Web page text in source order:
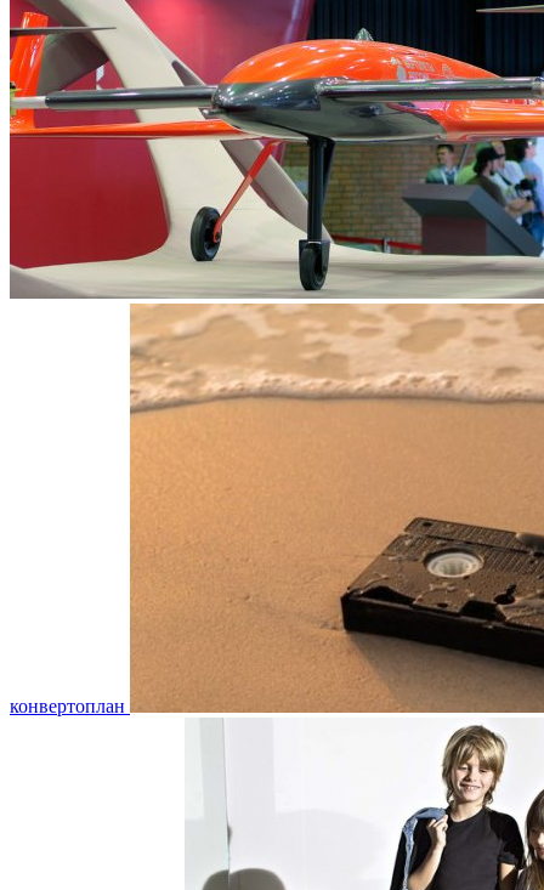
конвертоплан